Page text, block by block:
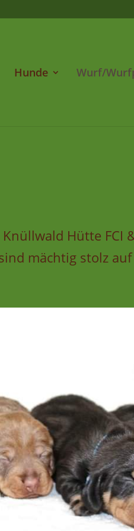
Hunde Wurf/
Hütte FCI
mächtig stolz